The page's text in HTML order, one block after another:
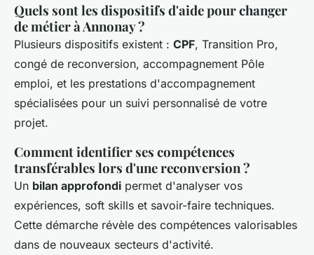
Quels sont les dispositifs d'aide pour changer
de métier à Annonay ?
Plusieurs dispositifs existent : CPF, Transition Pro,
congé de reconversion, accompagnement Pôle
emploi, et les prestations d'accompagnement
spécialisées pour un suivi personnalisé de votre
projet.
Comment identifier ses compétences
transférables lors d'une reconversion ?
Un bilan approfondi permet d'analyser vos
expériences, soft skills et savoir-faire techniques.
Cette démarche révèle des compétences valorisables
dans de nouveaux secteurs d'activité.